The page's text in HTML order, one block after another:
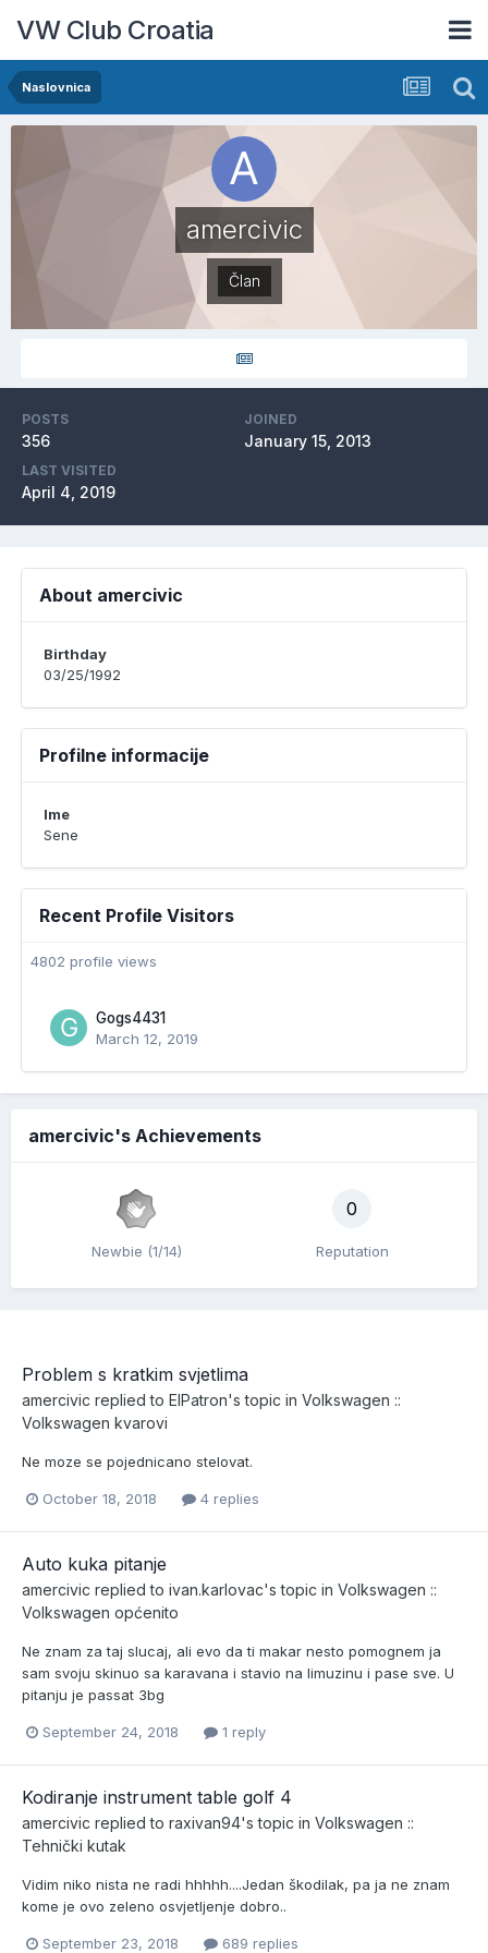
VW Club Croatia
Naslovnica
amercivic
Član
POSTS
356
JOINED
January 15, 2013
LAST VISITED
April 4, 2019
About amercivic
Birthday
03/25/1992
Profilne informacije
Ime
Sene
Recent Profile Visitors
4802 profile views
Gogs4431
March 12, 2019
amercivic's Achievements
Newbie (1/14)
0
Reputation
Problem s kratkim svjetlima
amercivic replied to ElPatron's topic in Volkswagen ::
Volkswagen kvarovi
Ne moze se pojednicano stelovat.
October 18, 2018 4 replies
Auto kuka pitanje
amercivic replied to ivan.karlovac's topic in Volkswagen ::
Volkswagen općenito
Ne znam za taj slucaj, ali evo da ti makar nesto pomognem ja
sam svoju skinuo sa karavana i stavio na limuzinu i pase sve. U
pitanju je passat 3bg
September 24, 2018 1 reply
Kodiranje instrument table golf 4
amercivic replied to raxivan94's topic in Volkswagen ::
Tehnički kutak
Vidim niko nista ne radi hhhhh....Jedan škodilak, pa ja ne znam
kome je ovo zeleno osvjetljenje dobro..
September 23, 2018 689 replies